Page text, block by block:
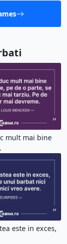
mult mai bine
este in exces,